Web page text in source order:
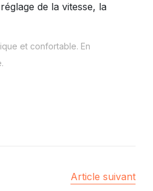
de la vitesse, la
et confortable. En
Article suivant